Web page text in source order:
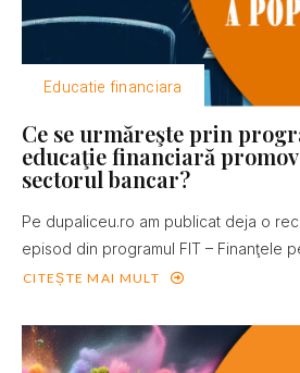
Educatie financiara
Ce se urmăreşte prin
educaţie financiară
sectorul bancar?
Pe dupaliceu.ro am publicat deja o
episod din programul FIT – Finanţele
CITEȘTE MAI MULT